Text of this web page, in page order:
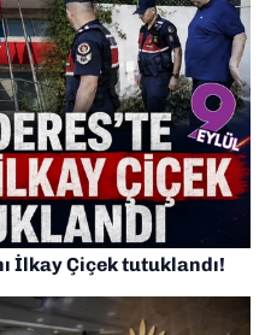
İlkay Çiçek tutuklandı!